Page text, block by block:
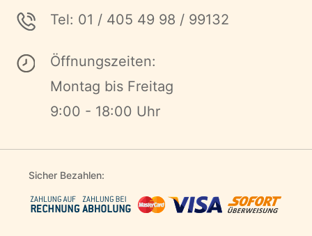
Tel: 01 / 405 49 98 / 99132
Öffnungszeiten:
Montag bis Freitag
9:00 - 18:00 Uhr
Sicher Bezahlen: